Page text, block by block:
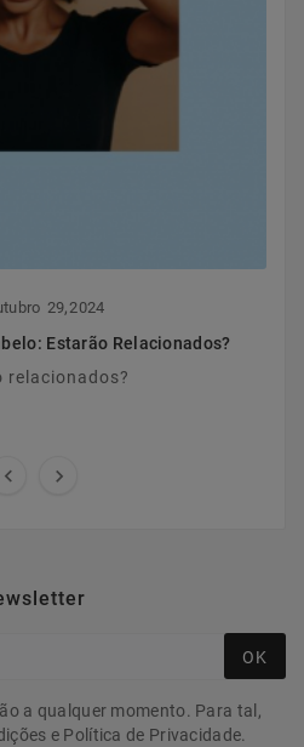
29, 2024
Estarão Relacionados?
relacionados?
 
OK
a qualquer momento. Para tal,
e Política de Privacidade.